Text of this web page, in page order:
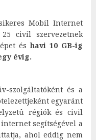
Mobil Internet
civil szervezetnek
éshavi 10 GB-ig
évig.
szolgáltatóként és a
egyaránt
régiók és civil
segítségével a
ahol eddig nem